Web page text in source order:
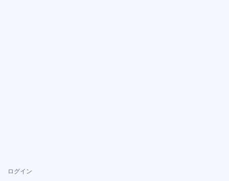
ログイン